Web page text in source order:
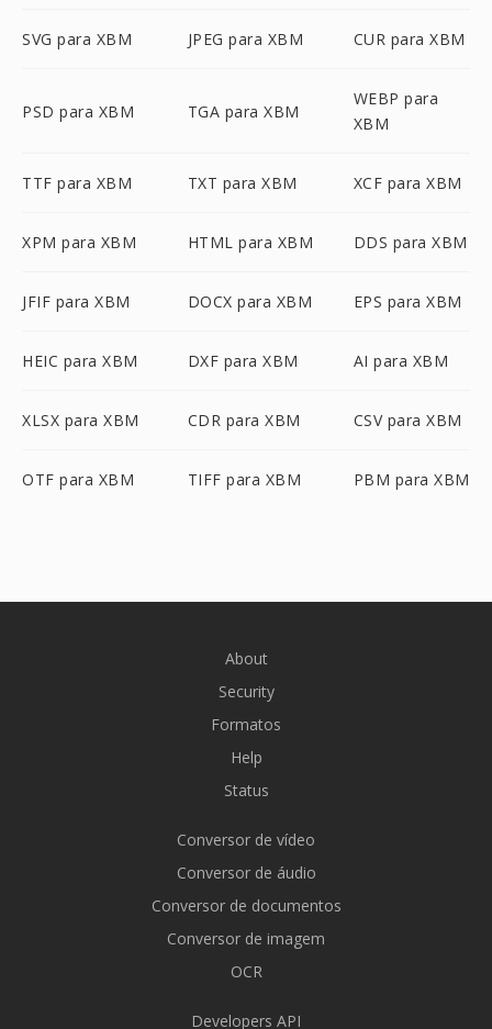
SVG para XBM JPEG para XBM CUR para XBM
PSD para XBM TGA para XBM
WEBP para
XBM
TTF para XBM TXT para XBM XCF para XBM
XPM para XBM HTML para XBM DDS para XBM
JFIF para XBM DOCX para XBM EPS para XBM
HEIC para XBM DXF para XBM AI para XBM
XLSX para XBM CDR para XBM CSV para XBM
OTF para XBM TIFF para XBM PBM para XBM
About
Security
Formatos
Help
Status
Conversor de vídeo
Conversor de áudio
Conversor de documentos
Conversor de imagem
OCR
Developers API